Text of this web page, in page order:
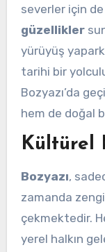
severler için
güzellikler
yürüyüş
tarihi bir
Bozyazı’da
hem de doğal
Kültürel
Bozyazı,
zamanda
çekmektedir.
yerel halkın